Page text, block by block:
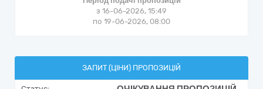
з 16-06-2026, 15:49
по 19-06-2026, 08:00
ЗАПИТ (ЦІНИ) ПРОПОЗИЦІЙ